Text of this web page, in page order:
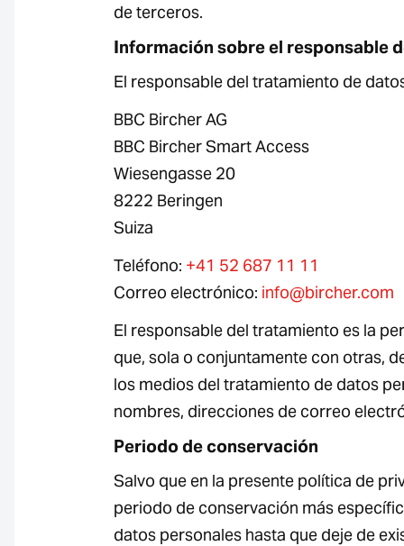
de terceros.
Información sobre el responsable
El responsable del tratamiento de
BBC Bircher AG
BBC Bircher Smart Access
Wiesengasse 20
8222 Beringen
Suiza
Teléfono: +41 52 687 11 11
Correo electrónico: info@bircher.com
El responsable del tratamiento es la
que, sola o conjuntamente con otras,
los medios del tratamiento de datos
nombres, direcciones de correo
Periodo de conservación
Salvo que en la presente política de
periodo de conservación más
datos personales hasta que deje de